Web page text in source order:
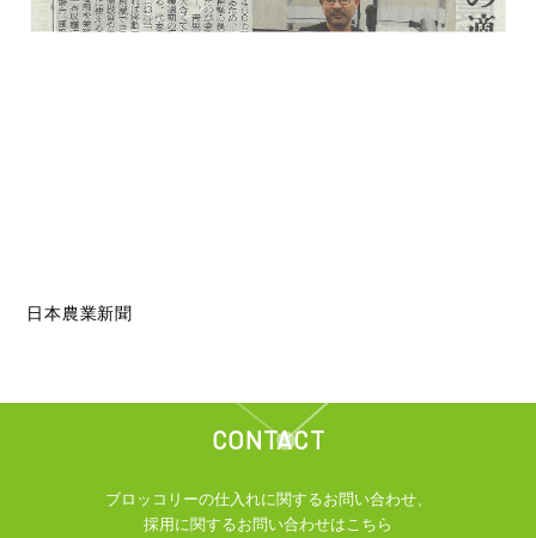
日本農業新聞
CONTACT
ブロッコリーの仕入れに関するお問い合わせ、
採用に関するお問い合わせはこちら